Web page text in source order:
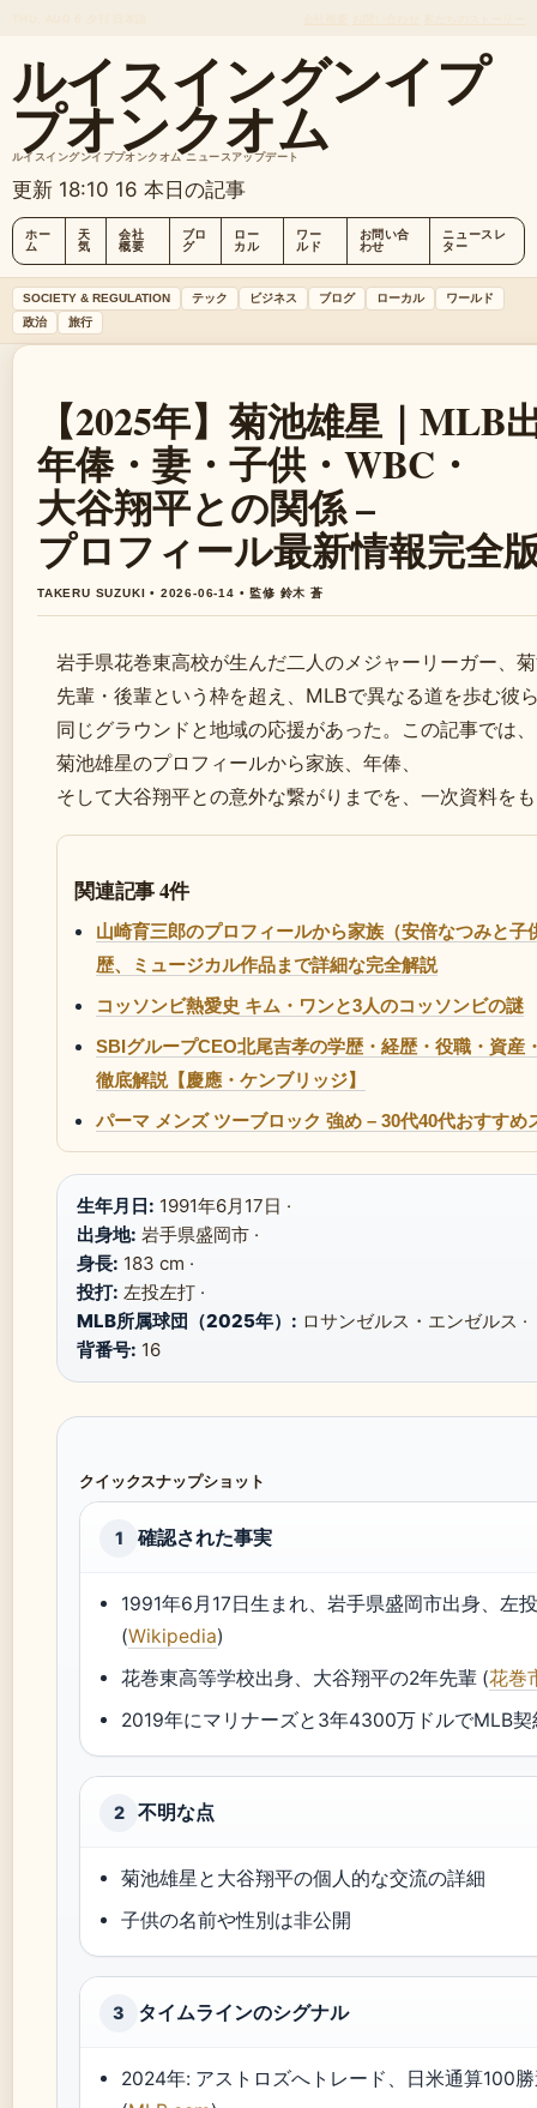
ルイスイングンイプ
プオンクオム
ルイスイングンイププオンクオム ニュースアップデート
更新 18:10 16 本日の記事
ホー
ム
天
気
会社
概要
ブロ
グ
ロー
カル
ワー
ルド
お問い合
わせ
ニュースレ
ター
SOCIETY & REGULATION テック ビジネス ブログ ローカル
ワールド
政治
旅行
【2025年】菊池雄星｜MLB
年俸・妻・子供・WBC・
大谷翔平との関係 –
プロフィール最新情報完全
TAKERU SUZUKI • 2026-06-14 • 監修 鈴木 蒼
岩手県花巻東高校が生んだ二人のメジャーリーガー、
先輩・後輩という枠を超え、MLBで異なる道を歩む彼
同じグラウンドと地域の応援があった。この記事では、
菊池雄星のプロフィールから家族、年俸、
そして大谷翔平との意外な繋がりまでを、一次資料を
関連記事 4件
山崎育三郎のプロフィールから家族（安倍なつみと子
歴、ミュージカル作品まで詳細な完全解説
コッソンビ熱愛史 キム・ワンと3人のコッソンビの謎
SBIグループCEO北尾吉孝の学歴・経歴・役職・資産
徹底解説【慶應・ケンブリッジ】
パーマ メンズ ツーブロック 強め – 30代40代おすすめ
生年月日: 1991年6月17日 ·
出身地: 岩手県盛岡市 ·
身長: 183 cm ·
投打: 左投左打 ·
MLB所属球団（2025年）: ロサンゼルス・エンゼルス ·
背番号: 16
クイックスナップショット
1 確認された事実
1991年6月17日生まれ、岩手県盛岡市出身、左
(Wikipedia)
花巻東高等学校出身、大谷翔平の2年先輩 (花巻
2019年にマリナーズと3年4300万ドルでMLB契
2 不明な点
菊池雄星と大谷翔平の個人的な交流の詳細
子供の名前や性別は非公開
3 タイムラインのシグナル
2024年: アストロズへトレード、日米通算100